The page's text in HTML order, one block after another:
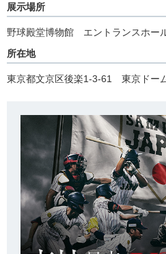
展示場所
野球殿堂博物館 エントランスホー
所在地
東京都文京区後楽1-3-61 東京ドー